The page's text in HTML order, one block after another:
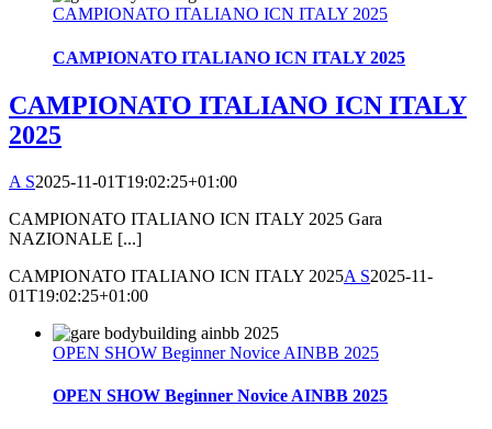
CAMPIONATO ITALIANO ICN ITALY 2025
CAMPIONATO ITALIANO ICN ITALY 2025
CAMPIONATO ITALIANO ICN ITALY
2025
A S2025-11-01T19:02:25+01:00
CAMPIONATO ITALIANO ICN ITALY 2025 Gara
NAZIONALE [...]
CAMPIONATO ITALIANO ICN ITALY 2025A S2025-11-
01T19:02:25+01:00
OPEN SHOW Beginner Novice AINBB 2025
OPEN SHOW Beginner Novice AINBB 2025